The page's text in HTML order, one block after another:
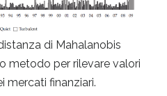
di Mahalanobis
metodo per rilevare valori
mercati finanziari.